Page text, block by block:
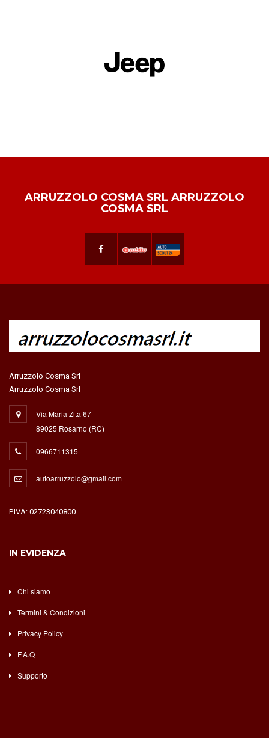
ARRUZZOLO COSMA SRL ARRUZZOLO
COSMA SRL
Arruzzolo Cosma Srl
Arruzzolo Cosma Srl
Via Maria Zita 67
89025 Rosarno (RC)
0966711315
autoarruzzolo@gmail.com
P.IVA: 02723040800
IN EVIDENZA
Chi siamo
Termini & Condizioni
Privacy Policy
F.A.Q
Supporto